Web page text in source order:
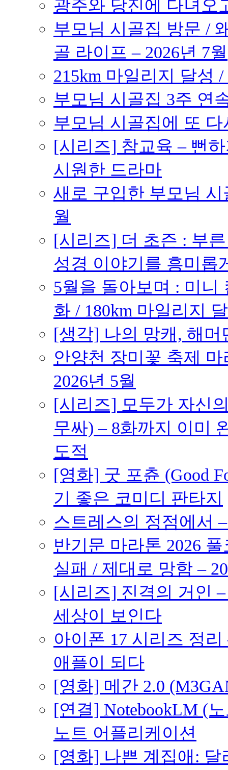
광주와 당진에 다녀오
부모님 시골집 방문 /
골 라이프 – 2026년 7월
215km 마일리지 달성
부모님 시골집 3주 연
부모님 시골집에 또
[시리즈] 참교육 – 뻔
시원한 드라마
새로 구입한 부모님 시
월
[시리즈] 더 초즌 : 부른
성경 이야기를 흥미롭
5월을 돌아보며 : 미니
화 / 180km 마일리지
[생각] 나의 망캐, 해머
안양천 장미꽃 축제
2026년 5월
[시리즈] 모두가 자신
무싸) – 8화까지 이미
도적
[영화] 굿 포츈 (Good
기 좋은 코미디 판타지
스트레스의 정점에서
반기문 마라톤 2026
실패 / 제대로 망함 –
[시리즈] 진격의 거인
세상이 보인다
아이폰 17 시리즈 정
애플이 되다
[영화] 메간 2.0
[연결] NotebookLM (
노트 어플리케이션
[영화] 나쁜 계집애: